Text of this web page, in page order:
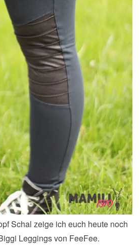
Schal zeige ich euch heute noch
Leggings von FeeFee.